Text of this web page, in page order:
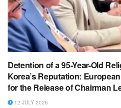
Detention of a 95-Year-Old
Korea’s Reputation:
for the Release of Chairman
12 JULY 2026